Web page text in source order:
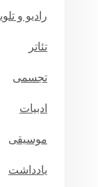
رادیو و
تئاتر
تجسمی
ادبیات
موسیقی
یادداشت